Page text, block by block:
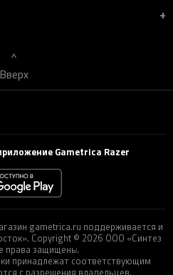
+
Вверх
Gametrica Razer
gametrica.ru поддерживается и
Copyright © 2026 ООО «Синтез
права защищены.
принадлежат соответствующим
с разрешения владельцев.